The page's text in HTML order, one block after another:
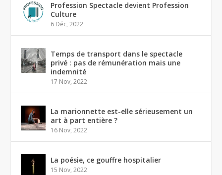
Profession Spectacle devient Profession
Culture
6 Déc, 2022
Temps de transport dans le spectacle
privé : pas de rémunération mais une
indemnité
17 Nov, 2022
La marionnette est-elle sérieusement un
art à part entière ?
16 Nov, 2022
La poésie, ce gouffre hospitalier
15 Nov, 2022